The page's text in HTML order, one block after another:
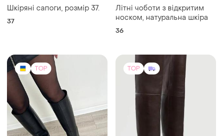
Шкіряні сапоги, розмір 37.
37
Літні чоботи з відкритим
носком, натуральна шкіра
36
TOP TOP